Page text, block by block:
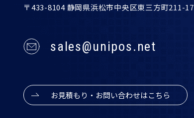
〒433-8104 静岡県浜松市中央区東三方町211-17
sales@unipos.net
お見積もり・お問い合わせはこちら